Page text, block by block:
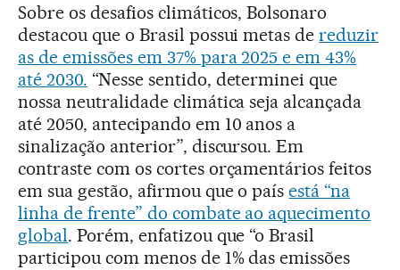
Sobre os desafios climáticos, Bolsonaro
destacou que o Brasil possui metas dereduzir
as de emissões em 37% para 2025 e em 43%
até 2030. “Nesse sentido, determinei que
nossa neutralidade climática seja alcançada
até 2050, antecipando em 10 anos a
sinalização anterior”, discursou. Em
contraste com os cortes orçamentários feitos
em sua gestão, afirmou que o paísestá “na
linha de frente” do combate ao aquecimento
global. Porém, enfatizou que “o Brasil
participou com menos de 1% das emissões